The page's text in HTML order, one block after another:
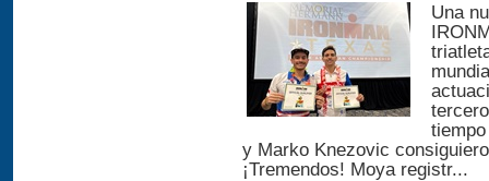
Una
y Marko Knezovic
¡Tremendos! Moya registr...